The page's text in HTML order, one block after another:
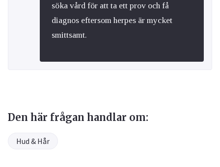
söka vård för att ta ett prov och få
diagnos eftersom herpes är mycket
smittsamt.
Den här frågan handlar om:
Hud & Hår